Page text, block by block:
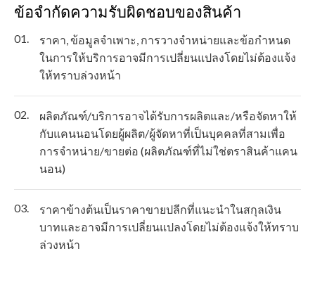
ข้อจำกัดความรับผิดชอบของสินค้า
01.
ราคา, ข้อมูลจำเพาะ, การวางจำหน่ายและข้อกำหนด
ในการให้บริการอาจมีการเปลี่ยนแปลงโดยไม่ต้องแจ้ง
ให้ทราบล่วงหน้า
02.
ผลิตภัณฑ์/บริการอาจได้รับการผลิตและ/หรือจัดหาให้
กับแคนนอนโดยผู้ผลิต/ผู้จัดหาที่เป็นบุคคลที่สามเพื่อ
การจำหน่าย/ขายต่อ (ผลิตภัณฑ์ที่ไม่ใช่ตราสินค้าแคน
นอน)
03.
ราคาข้างต้นเป็นราคาขายปลีกที่แนะนำในสกุลเงิน
บาทและอาจมีการเปลี่ยนแปลงโดยไม่ต้องแจ้งให้ทราบ
ล่วงหน้า